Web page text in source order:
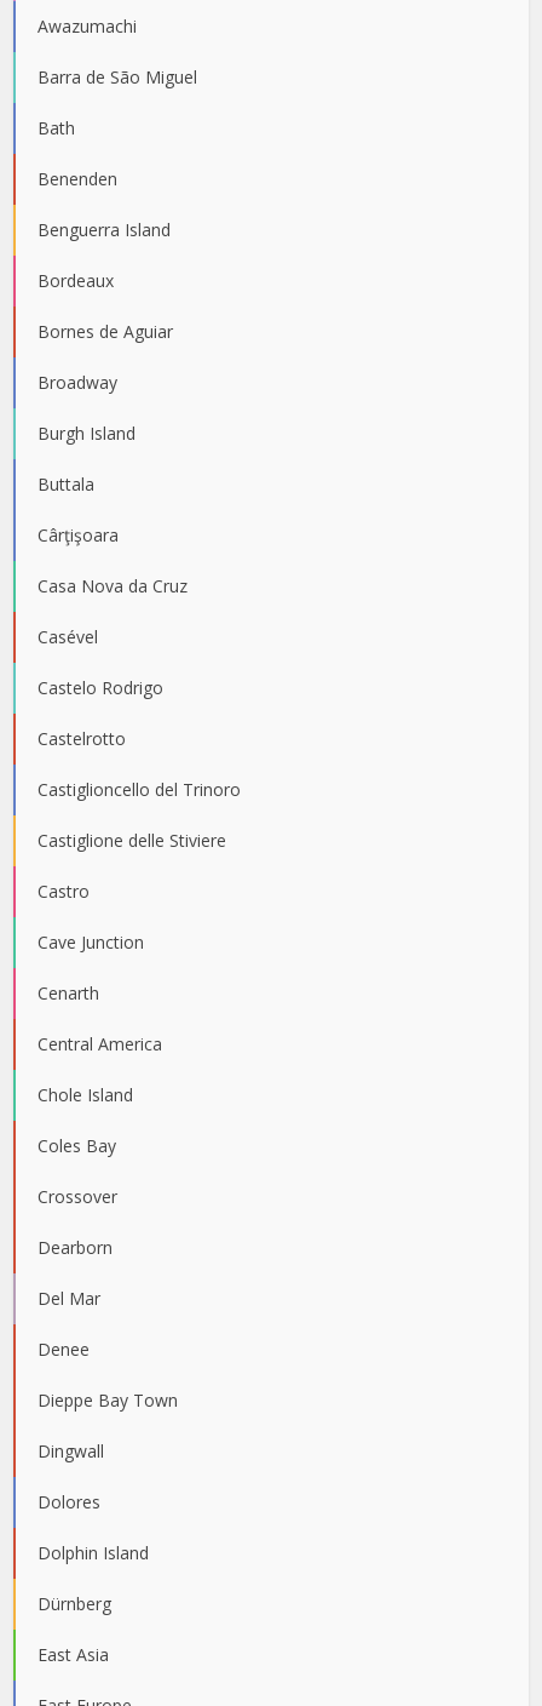
Awazumachi
Barra de São Miguel
Bath
Benenden
Benguerra Island
Bordeaux
Bornes de Aguiar
Broadway
Burgh Island
Buttala
Cârţişoara
Casa Nova da Cruz
Casével
Castelo Rodrigo
Castelrotto
Castiglioncello del Trinoro
Castiglione delle Stiviere
Castro
Cave Junction
Cenarth
Central America
Chole Island
Coles Bay
Crossover
Dearborn
Del Mar
Denee
Dieppe Bay Town
Dingwall
Dolores
Dolphin Island
Dürnberg
East Asia